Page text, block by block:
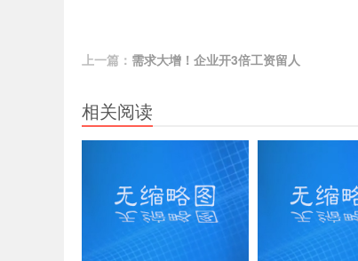
上一篇： 需求大增！企业开3倍工资留人
相关阅读